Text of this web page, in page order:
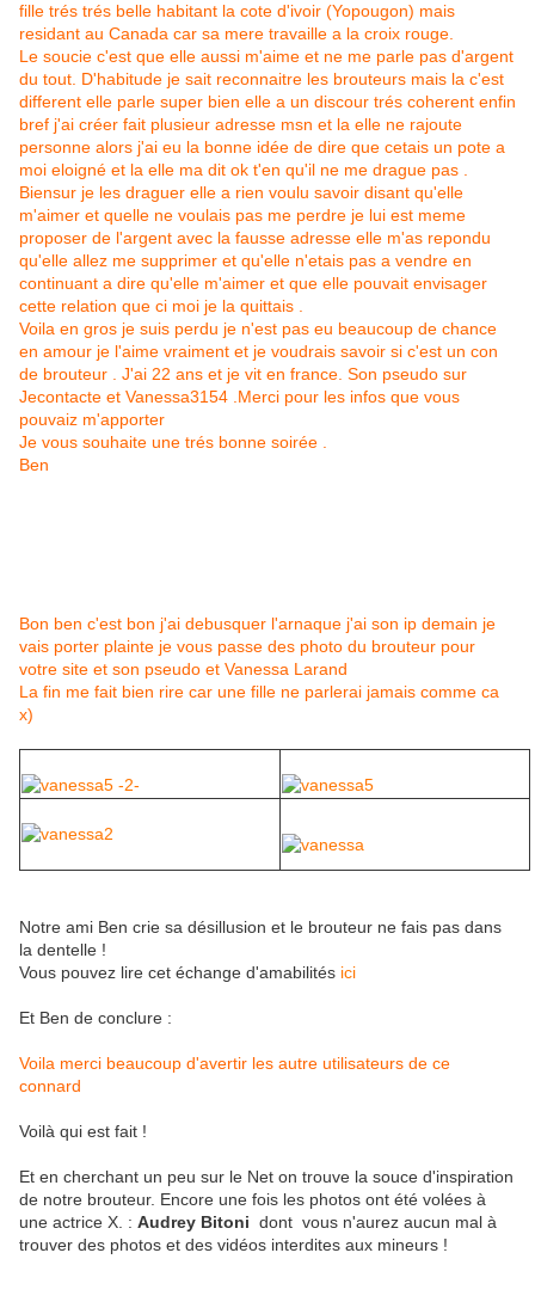
fille trés trés belle habitant la cote d'ivoir (Yopougon) mais
residant au Canada car sa mere travaille a la croix rouge.
Le soucie c'est que elle aussi m'aime et ne me parle pas d'argent
du tout. D'habitude je sait reconnaitre les brouteurs mais la c'est
different elle parle super bien elle a un discour trés coherent enfin
bref j'ai créer fait plusieur adresse msn et la elle ne rajoute
personne alors j'ai eu la bonne idée de dire que cetais un pote a
moi eloigné et la elle ma dit ok t'en qu'il ne me drague pas .
Biensur je les draguer elle a rien voulu savoir disant qu'elle
m'aimer et quelle ne voulais pas me perdre je lui est meme
proposer de l'argent avec la fausse adresse elle m'as repondu
qu'elle allez me supprimer et qu'elle n'etais pas a vendre en
continuant a dire qu'elle m'aimer et que elle pouvait envisager
cette relation que ci moi je la quittais .
Voila en gros je suis perdu je n'est pas eu beaucoup de chance
en amour je l'aime vraiment et je voudrais savoir si c'est un con
de brouteur . J'ai 22 ans et je vit en france. Son pseudo sur
Jecontacte et Vanessa3154 .Merci pour les infos que vous
pouvaiz m'apporter
Je vous souhaite une trés bonne soirée .
Ben
Bon ben c'est bon j'ai debusquer l'arnaque j'ai son ip demain je
vais porter plainte je vous passe des photo du brouteur pour
votre site et son pseudo et Vanessa Larand
La fin me fait bien rire car une fille ne parlerai jamais comme ca
x)
Notre ami Ben crie sa désillusion et le brouteur ne fais pas dans
la dentelle !
Vous pouvez lire cet échange d'amabilités ici
Et Ben de conclure :
Voila merci beaucoup d'avertir les autre utilisateurs de ce
connard
Voilà qui est fait !
Et en cherchant un peu sur le Net on trouve la souce d'inspiration
de notre brouteur. Encore une fois les photos ont été volées à
une actrice X. : Audrey Bitoni dont vous n'aurez aucun mal à
trouver des photos et des vidéos interdites aux mineurs !